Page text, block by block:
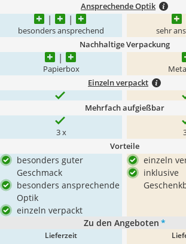
Ansprechende Optik
besonders ansprechend sehr
Nachhaltige Verpackung
Papierbox
Einzeln verpackt
Mehrfach aufgießbar
3 x
Vorteile
besonders guter
Geschmack
besonders ansprechende
Optik
einzeln verpackt
einzeln
inklusive
Zu den Angeboten *
Lieferzeit